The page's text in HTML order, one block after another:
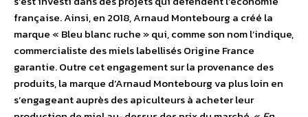
française. Ainsi, en 2018, Arnaud Montebourg a créé la
marque « Bleu blanc ruche » qui, comme son nom l’indique,
commercialiste des miels labellisés Origine France
garantie. Outre cet engagement sur la provenance des
produits, la marque d’Arnaud Montebourg va plus loin en
s’engageant auprès des apiculteurs à acheter leur